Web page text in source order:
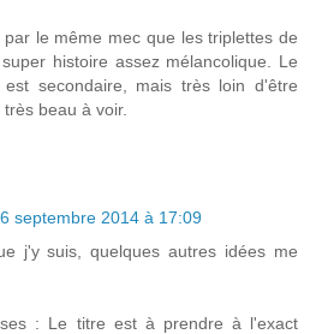
le même mec que les triplettes de
histoire assez mélancolique. Le
est secondaire, mais très loin d'être
beau à voir.
septembre 2014 à 17:09
j'y suis, quelques autres idées me
: Le titre est à prendre à l'exact